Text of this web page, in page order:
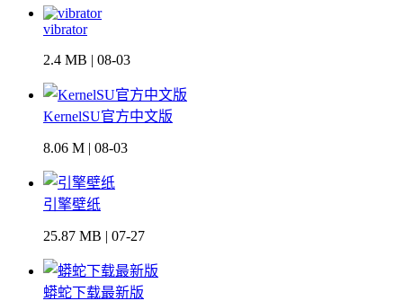
vibrator
2.4 MB | 08-03
KernelSU官方中文版
8.06 M | 08-03
引擎壁纸
25.87 MB | 07-27
蟒蛇下载最新版